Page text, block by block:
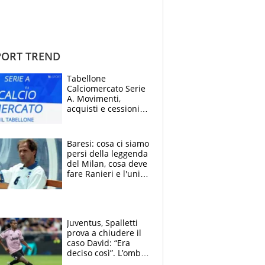
TREND
Tabellone
Calciomercato Serie
A. Movimenti,
acquisti e cessioni:
Baresi: cosa ci siamo
persi della leggenda
del Milan, cosa deve
fare Ranieri e l'unico
Juventus, Spalletti
prova a chiudere il
caso David: “Era
deciso così”. L’ombra